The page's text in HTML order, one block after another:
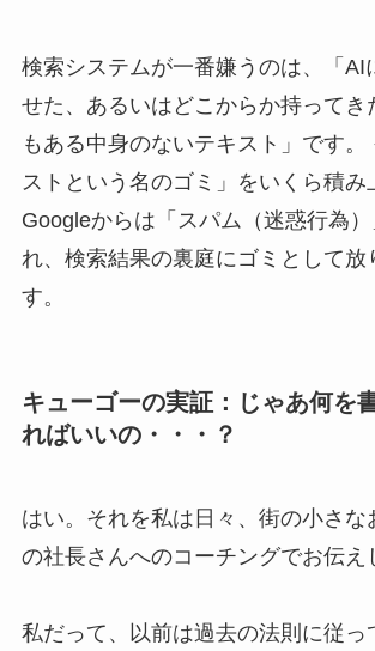
検索システムが一番嫌うのは、「AI
せた、あるいはどこからか持ってき
もある中身のないテキスト」です。
ストという名のゴミ」をいくら積み
Googleからは「スパム（迷惑行為）
れ、検索結果の裏庭にゴミとして放
す。
キューゴーの実証：じゃあ何を
ればいいの・・・？
はい。それを私は日々、街の小さな
の社長さんへのコーチングでお伝え
私だって、以前は過去の法則に従っ